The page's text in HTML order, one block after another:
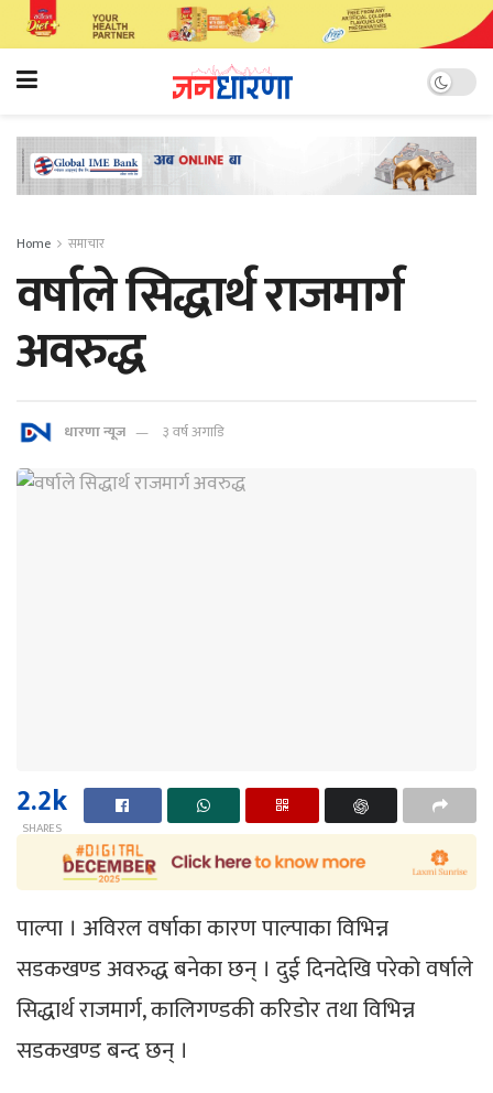
Home समाचार
वर्षाले सिद्धार्थ राजमार्ग
अवरुद्ध
धारणा न्यूज ३ वर्ष अगाडि
2.2k
SHARES
पाल्पा । अविरल वर्षाका कारण पाल्पाका विभिन्न
सडकखण्ड अवरुद्ध बनेका छन् । दुई दिनदेखि परेको वर्षाले
सिद्धार्थ राजमार्ग, कालिगण्डकी करिडोर तथा विभिन्न
सडकखण्ड बन्द छन् ।